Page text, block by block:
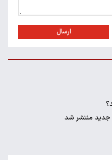
ارسال
جدید منتشر شد